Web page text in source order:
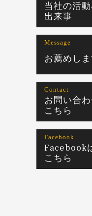
当社の活
出来事
Message
お薦めし
Contact
お問い合
こちら
Facebook
Facebook
こちら